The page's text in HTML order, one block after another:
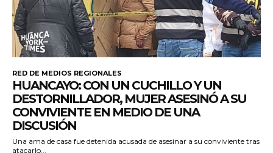
RED DE MEDIOS REGIONALES
HUANCAYO: CON UN CUCHILLO Y UN
DESTORNILLADOR, MUJER ASESINÓ A SU
CONVIVIENTE EN MEDIO DE UNA
DISCUSIÓN
Una ama de casa fue detenida acusada de asesinar a su conviviente tras
atacarlo...